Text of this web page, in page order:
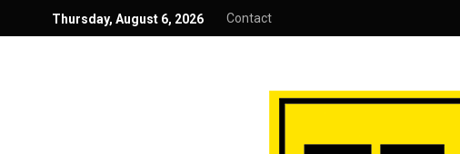
Thursday, August 6, 2026 Contact